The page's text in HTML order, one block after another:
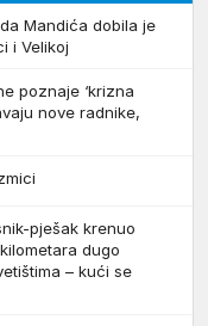
Mandića dobila je
i Velikoj
poznaje ‘krizna
nove radnike,
pješak krenuo
dugo
– kući se